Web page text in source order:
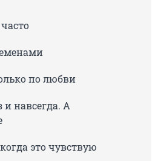
по любви
и навсегда. А
это чувствую